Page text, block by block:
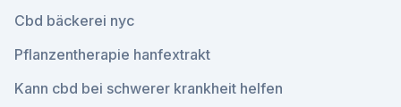
Cbd bäckerei nyc
Pflanzentherapie hanfextrakt
Kann cbd bei schwerer krankheit helfen